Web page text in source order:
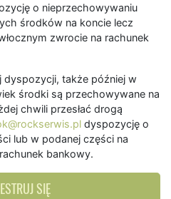
o nieprzechowywaniu
środków na koncie lecz
zwrocie na rachunek
dyspozycji, także później w
środki są przechowywane na
chwili przesłać drogą
dyspozycję o
lub w podanej części na
bankowy.
SIĘ